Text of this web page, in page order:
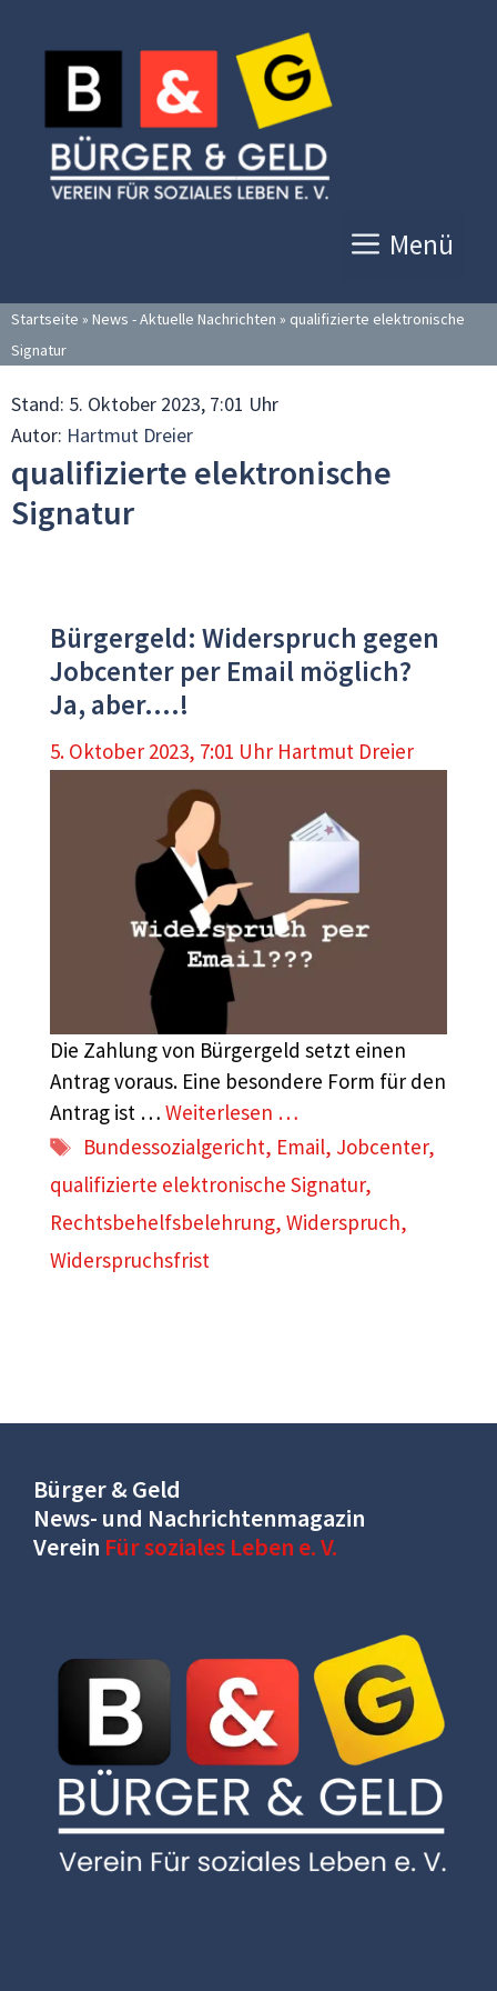
Inhalt
springen
Menü
Startseite » News - Aktuelle Nachrichten » qualifizierte elektronische
Signatur
Stand: 5. Oktober 2023, 7:01 Uhr
Autor: Hartmut Dreier
qualifizierte elektronische
Signatur
Bürgergeld: Widerspruch gegen
Jobcenter per Email möglich?
Ja, aber….!
5. Oktober 2023, 7:01 Uhr Hartmut Dreier
Die Zahlung von Bürgergeld setzt einen
Antrag voraus. Eine besondere Form für den
Antrag ist … Weiterlesen …
Schlagwörter
Bundessozialgericht, Email, Jobcenter,
qualifizierte elektronische Signatur,
Rechtsbehelfsbelehrung, Widerspruch,
Widerspruchsfrist
Bürger & Geld
News- und Nachrichtenmagazin
Verein Für soziales Leben e. V.